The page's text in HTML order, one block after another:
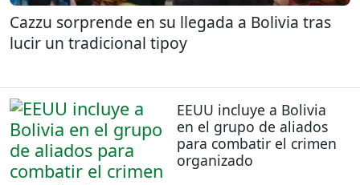
Cazzu sorprende en su llegada a Bolivia tras
lucir un tradicional tipoy
EEUU incluye a Bolivia
en el grupo de aliados
para combatir el crimen
organizado